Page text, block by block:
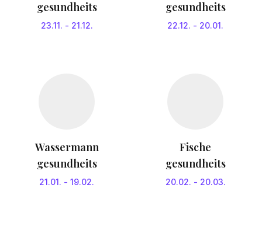
gesundheits
23.11. - 21.12.
gesundheits
22.12. - 20.01.
Wassermann
gesundheits
21.01. - 19.02.
Fische
gesundheits
20.02. - 20.03.